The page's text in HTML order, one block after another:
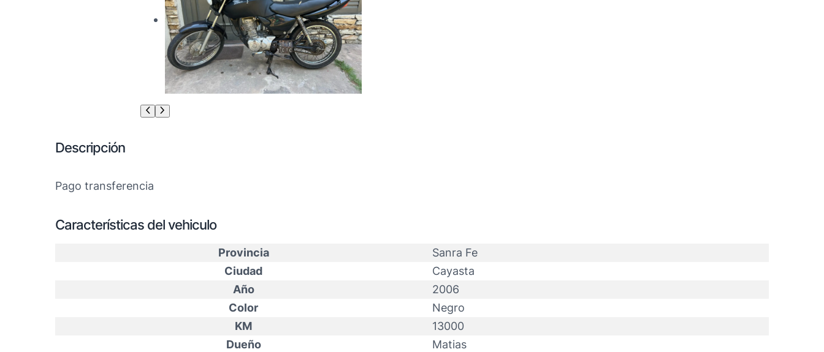
Descripción
Pago transferencia
Características del vehiculo
Provincia
Sanra Fe
Ciudad
Cayasta
Año
2006
Color
Negro
KM
13000
Dueño
Matias